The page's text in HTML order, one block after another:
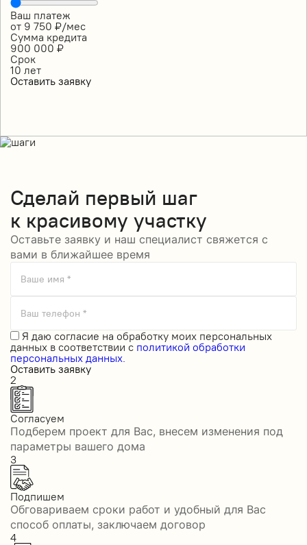
Ваш платеж
от 9 750 ₽/мес
Сумма кредита
900 000 ₽
Срок
10 лет
Оставить заявку
Сделай первый шаг
к красивому участку
Оставьте заявку и наш специалист свяжется с
вами в ближайшее время
Ваше имя *
Ваш телефон *
Я даю согласие на обработку моих персональных
данных в соответствии с политикой обработки
персональных данных.
Оставить заявку
2
Согласуем
Подберем проект для Вас, внесем изменения под
параметры вашего дома
3
Подпишем
Обговариваем сроки работ и удобный для Вас
способ оплаты, заключаем договор
4